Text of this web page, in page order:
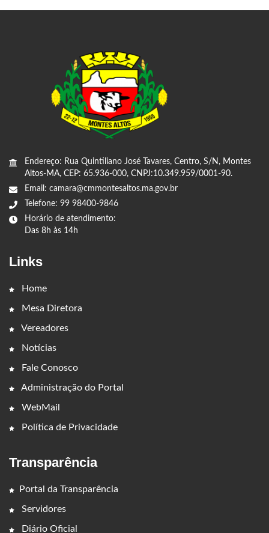
Endereço: Rua Quintiliano José Tavares, Centro, S/N, Montes
Altos-MA, CEP: 65.936-000, CNPJ:10.349.959/0001-90.
Email: camara@cmmontesaltos.ma.gov.br
Telefone: 99 98400-9846
Horário de atendimento:
Das 8h às 14h
Links
Home
Mesa Diretora
Vereadores
Notícias
Fale Conosco
Administração do Portal
WebMail
Política de Privacidade
Transparência
Portal da Transparência
Servidores
Diário Oficial